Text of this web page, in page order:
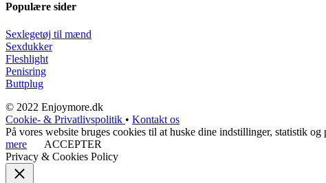
Populære sider
Sexlegetøj til mænd
Sexdukker
Fleshlight
Penisring
Buttplug
© 2022 Enjoymore.dk
Cookie- & Privatlivspolitik • Kontakt os
På vores website bruges cookies til at huske dine indstillinger, statistik
mere
ACCEPTER
Privacy & Cookies Policy